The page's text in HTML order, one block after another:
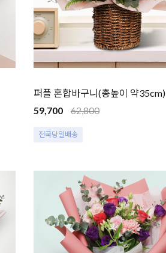
퍼플 혼합바구니(총높이 약35cm)
59,700
62,800
전국당일배송